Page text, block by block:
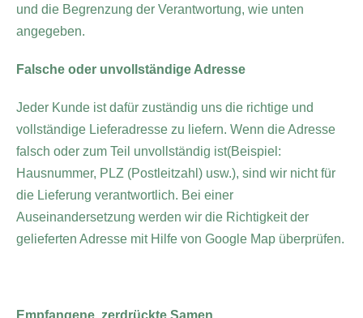
und die Begrenzung der Verantwortung, wie unten
angegeben.
Falsche oder unvollständige Adresse
Jeder Kunde ist dafür zuständig uns die richtige und
vollständige Lieferadresse zu liefern. Wenn die Adresse
falsch oder zum Teil unvollständig ist(Beispiel:
Hausnummer, PLZ (Postleitzahl) usw.), sind wir nicht für
die Lieferung verantwortlich. Bei einer
Auseinandersetzung werden wir die Richtigkeit der
gelieferten Adresse mit Hilfe von Google Map überprüfen.
Empfangene, zerdrückte Samen